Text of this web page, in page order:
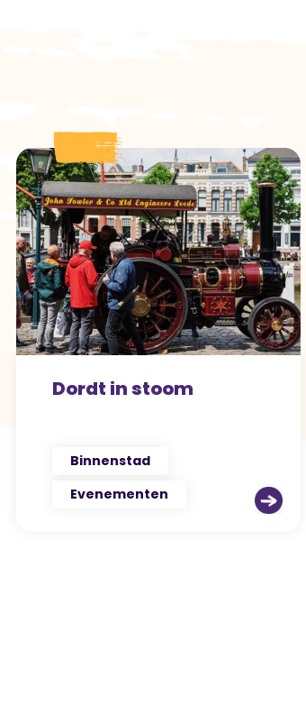
Dordt in stoom
Binnenstad
Evenementen